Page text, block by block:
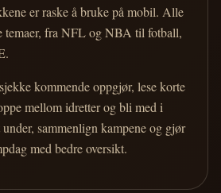
er raske å bruke på mobil. Alle
temaer, fra NFL og NBA til fotball,
kommende oppgjør, lese korte
mellom idretter og bli med i
sammenlign kampene og gjør
med bedre oversikt.